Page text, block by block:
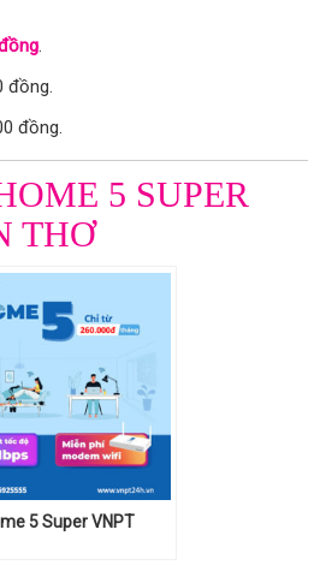
đồng.
đồng.
5 SUPER
THƠ
5 Super VNPT